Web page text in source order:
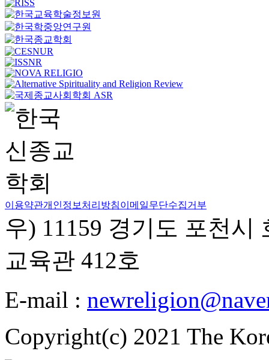
이용약관개인정보처리방침이메일무단수집거부
우) 11159 경기도 포천시
교육관 412호
E-mail :
Copyright(c) 2021 The